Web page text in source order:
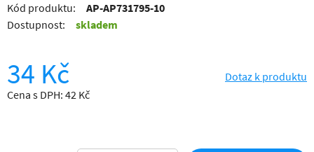
Kód produktu:
AP-AP731795-10
Dostupnost:
skladem
34 Kč
Cena s DPH: 42 Kč
Dotaz k produktu